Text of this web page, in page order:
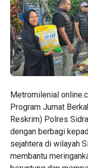
Metromilenial
Program Jumat
Reskrim) Polres
dengan berbagi
sejahtera di wilayah
membantu